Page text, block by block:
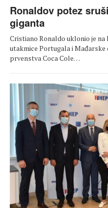
Ronaldov potez
giganta
Cristiano Ronaldo uklonio je na
utakmice Portugala i
prvenstva Coca Cole…